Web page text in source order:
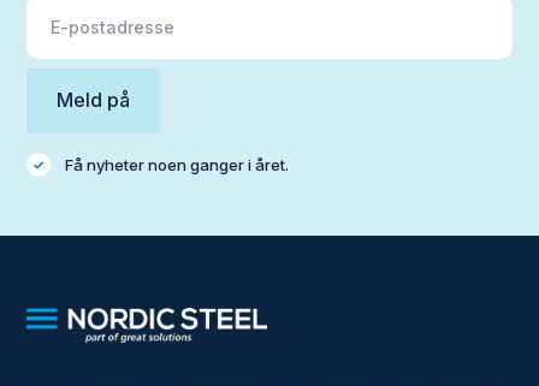
Få nyheter noen ganger i året.